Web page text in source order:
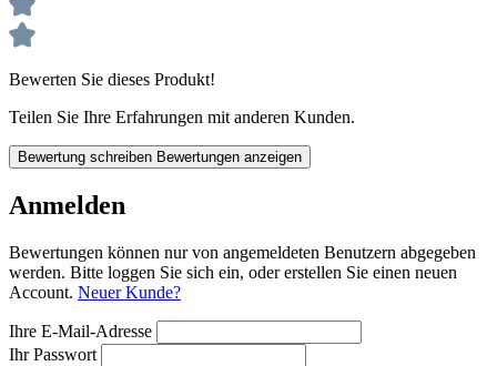
Bewerten Sie dieses Produkt!
Teilen Sie Ihre Erfahrungen mit anderen Kunden.
Bewertung schreiben Bewertungen anzeigen
Anmelden
Bewertungen können nur von angemeldeten Benutzern abgegeben
werden. Bitte loggen Sie sich ein, oder erstellen Sie einen neuen
Account. Neuer Kunde?
Ihre E-Mail-Adresse
Ihr Passwort